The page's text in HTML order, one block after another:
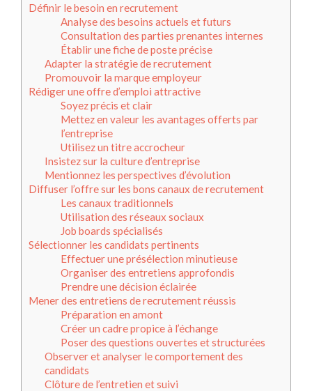
Définir le besoin en recrutement
Analyse des besoins actuels et futurs
Consultation des parties prenantes internes
Établir une fiche de poste précise
Adapter la stratégie de recrutement
Promouvoir la marque employeur
Rédiger une offre d’emploi attractive
Soyez précis et clair
Mettez en valeur les avantages offerts par
l’entreprise
Utilisez un titre accrocheur
Insistez sur la culture d’entreprise
Mentionnez les perspectives d’évolution
Diffuser l’offre sur les bons canaux de recrutement
Les canaux traditionnels
Utilisation des réseaux sociaux
Job boards spécialisés
Sélectionner les candidats pertinents
Effectuer une présélection minutieuse
Organiser des entretiens approfondis
Prendre une décision éclairée
Mener des entretiens de recrutement réussis
Préparation en amont
Créer un cadre propice à l’échange
Poser des questions ouvertes et structurées
Observer et analyser le comportement des
candidats
Clôture de l’entretien et suivi